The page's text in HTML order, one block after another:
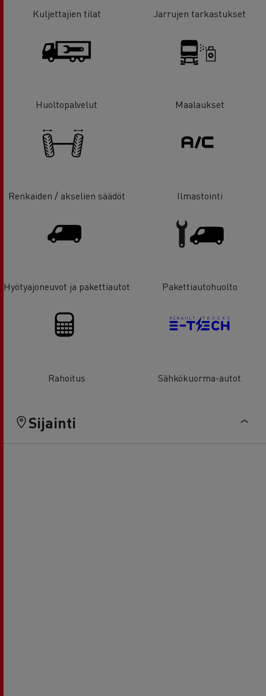
Kuljettajien tilat Jarrujen tarkastukset
Huoltopalvelut Maalaukset
Renkaiden / akselien säädöt Ilmastointi
Hyötyajoneuvot ja pakettiautot Pakettiautohuolto
Rahoitus Sähkökuorma-autot
Sijainti